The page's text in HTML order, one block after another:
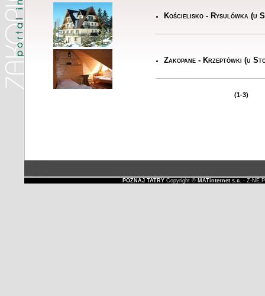
Kościelisko - Rysulówka (u
Zakopane - Krzeptówki (u
(1-3)
POZNAJ TATRYCopyright © MATinternet s.c. - Z-